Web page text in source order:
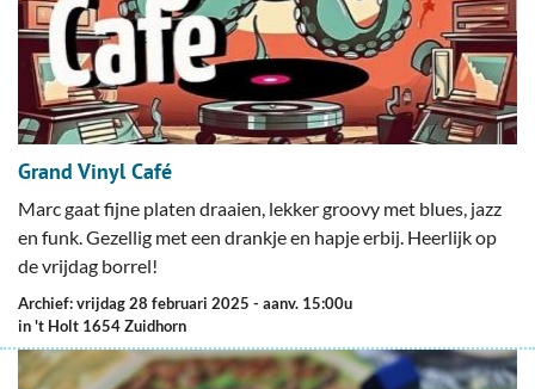
Grand Vinyl Café
Marc gaat fijne platen draaien, lekker groovy met blues, jazz
en funk. Gezellig met een drankje en hapje erbij. Heerlijk op
de vrijdag borrel!
Archief: vrijdag 28 februari 2025 - aanv. 15:00u
in 't Holt 1654 Zuidhorn